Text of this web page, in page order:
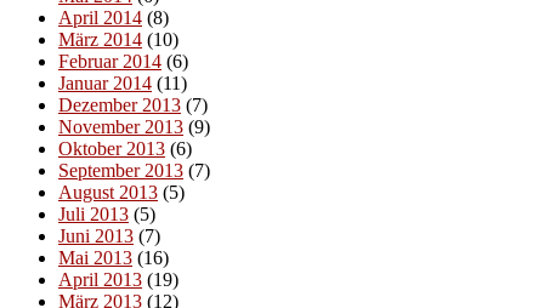
April 2014 (8)
März 2014 (10)
Februar 2014 (6)
Januar 2014 (11)
Dezember 2013 (7)
November 2013 (9)
Oktober 2013 (6)
September 2013 (7)
August 2013 (5)
Juli 2013 (5)
Juni 2013 (7)
Mai 2013 (16)
April 2013 (19)
März 2013 (12)